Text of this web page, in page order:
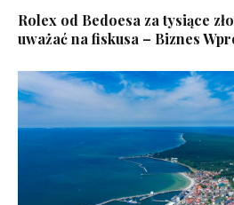
Rolex od Bedoesa za tysiące
uważać na fiskusa – Biznes